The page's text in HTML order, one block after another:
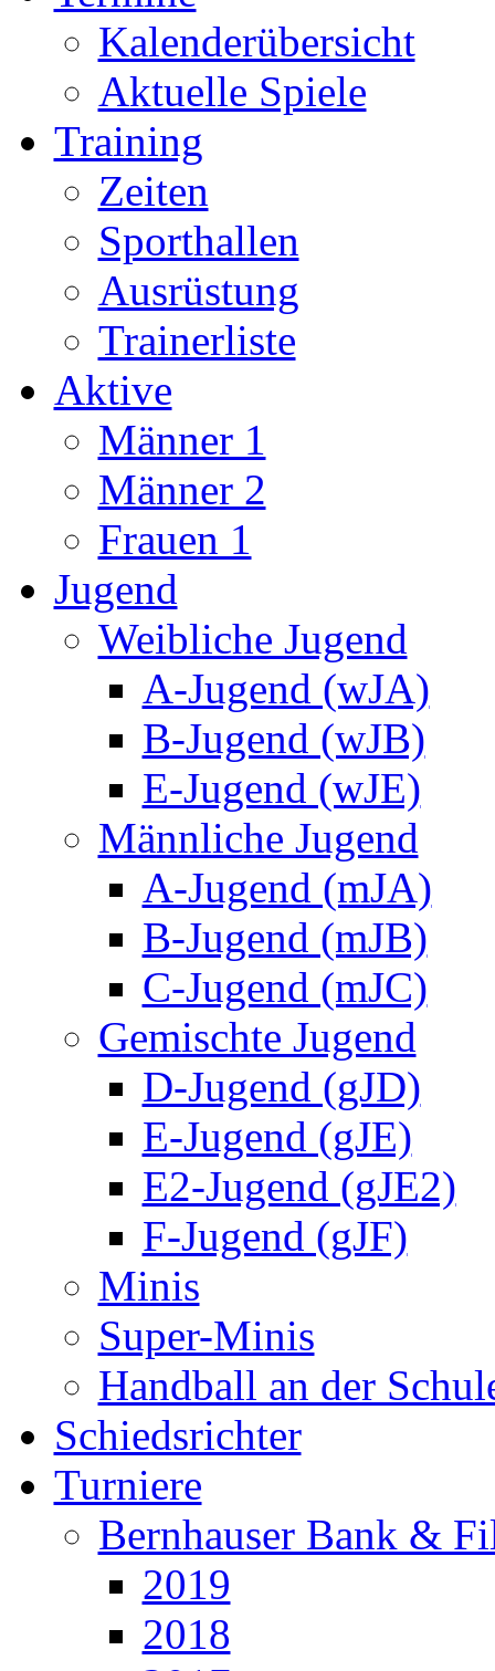
Kalenderübersicht
Aktuelle Spiele
Training
Zeiten
Sporthallen
Ausrüstung
Trainerliste
Aktive
Männer 1
Männer 2
Frauen 1
Jugend
Weibliche Jugend
A-Jugend (wJA)
B-Jugend (wJB)
E-Jugend (wJE)
Männliche Jugend
A-Jugend (mJA)
B-Jugend (mJB)
C-Jugend (mJC)
Gemischte Jugend
D-Jugend (gJD)
E-Jugend (gJE)
E2-Jugend (gJE2)
F-Jugend (gJF)
Minis
Super-Minis
Handball an der
Schiedsrichter
Turniere
Bernhauser Bank &
2019
2018